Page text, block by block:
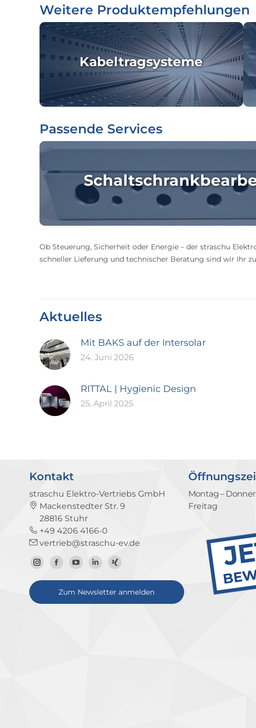
Weitere Produktempfehlungen
Kabeltragsysteme
Passende Services
Ob Steuerung, Sicherheit oder Energie – der straschu
schneller Lieferung und technischer Beratung sind wir Ihr
Aktuelles
Mit BAKS auf der Intersolar
24. Juni 2026
RITTAL | Hygienic Design
25. April 2025
Kontakt
straschu Elektro-Vertriebs GmbH
Mackenstedter Str. 9
28816 Stuhr
+49 4206 4166-0
vertrieb@straschu-ev.de
Zum
Instagram-
Zur
Facebook-
Seite
Zum
YouTube-
Kanal
Zum
LinkedIn-
Profil
Zum
Xing-
Profil
Zum Newsletter anmelden
Montag –
Freitag